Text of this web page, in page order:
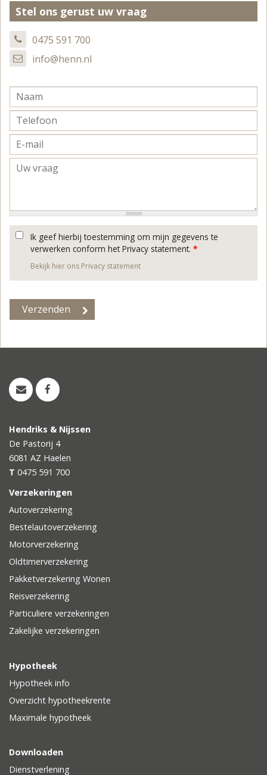
Stel ons gerust uw vraag
0475 591 700
info@henn.nl
Ik geef hierbij toestemming om mijn gegevens te
verwerken conform het Privacy statement. *
Bekijk hier ons Privacy statement
Hendriks & Nijssen
De Pastorij 4
6081 AZ Haelen
T 0475 591 700
Verzekeringen
Autoverzekering
Bestelautoverzekering
Motorverzekering
Oldtimerverzekering
Pakketverzekering Wonen
Reisverzekering
Particuliere verzekeringen
Zakelijke verzekeringen
Hypotheek
Hypotheek info
Overzicht hypotheekrente
Maximale hypotheek
Downloaden
Dienstverlening